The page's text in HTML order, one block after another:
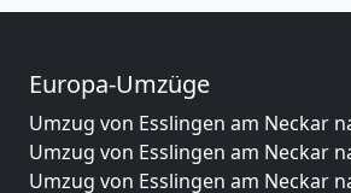
Europa-Umzüge
Umzug von Esslingen am Neckar
Umzug von Esslingen am Neckar
Umzug von Esslingen am Neckar